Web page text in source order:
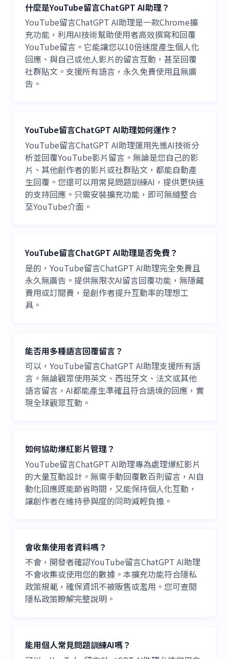
什麼是YouTube留言ChatGPT AI助理？
YouTube留言ChatGPT AI助理是一款Chrome擴
充功能，利用AI技術幫助使用者高效撰寫和回覆
YouTube留言。它能讓您以10倍速度產生個人化
回應、與自己或他人影片的留言互動，甚至回覆
社群貼文。支援所有語言，永久免費使用且無廣
告。
YouTube留言ChatGPT AI助理如何運作？
YouTube留言ChatGPT AI助理運用先進AI技術分
析並回覆YouTube影片留言。無論是您自己的影
片、其他創作者的影片或社群貼文，都能自動產
生回覆。您還可以用常見問題訓練AI，提供更快速
的支持回應。只需安裝擴充功能，即可無縫整合
至YouTube介面。
YouTube留言ChatGPT AI助理是否免費？
是的，YouTube留言ChatGPT AI助理完全免費且
永久無廣告。提供無限次AI留言回覆功能，無隱藏
費用或訂閱費，是創作者提升互動率的理想工
具。
能否用多種語言回覆留言？
可以，YouTube留言ChatGPT AI助理支援所有語
言。無論觀眾使用英文、西班牙文、法文或其他
語言留言，AI都能產生準確且符合語境的回應，實
現全球觀眾互動。
如何協助爆紅影片管理？
YouTube留言ChatGPT AI助理專為處理爆紅影片
的大量互動設計。無需手動回覆數百則留言，AI自
動化回應既能節省時間，又能保持個人化互動，
讓創作者在維持參與度的同時減輕負擔。
會收集使用者資料嗎？
不會，開發者確認YouTube留言ChatGPT AI助理
不會收集或使用您的數據。本擴充功能符合隱私
政策規範，確保資訊不被販售或濫用。您可查閱
隱私政策瞭解完整說明。
能用個人常見問題訓練AI嗎？